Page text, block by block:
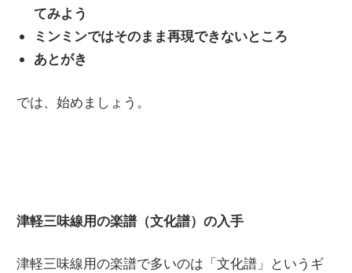
てみよう
ミンミンではそのまま再現できないところ
あとがき
では、始めましょう。
津軽三味線用の楽譜（文化譜）の入手
津軽三味線用の楽譜で多いのは「文化譜」というギ